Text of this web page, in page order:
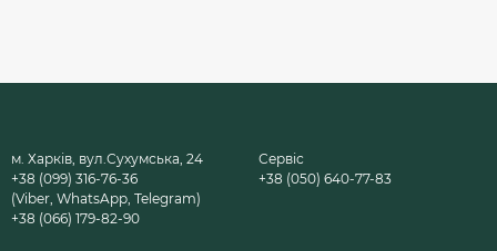
м. Харків, вул.Сухумська, 24
+38 (099) 316-76-36
(Viber, WhatsApp, Telegram)
+38 (066) 179-82-90
Сервіс
+38 (050) 640-77-83